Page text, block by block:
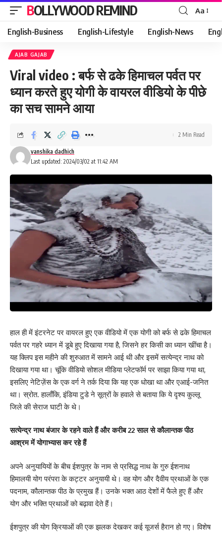
BOLLYWOOD REMIND
Font
Resizer
Aa
English-Business English-Lifestyle English-News
AJAB GAJAB
Viral video : बर्फ से ढके हिमाचल पर्वत पर
ध्यान करते हुए योगी के वायरल वीडियो के पीछे
का सच सामने आया
Last updated: 2024/03/02 at 11:42 AM
vanshika dadhich
2 Min Read
हाल ही में इंटरनेट पर वायरल हुए एक वीडियो में एक योगी को बर्फ से ढके हिमाचल
पर्वत पर गहरे ध्यान में डूबे हुए दिखाया गया है, जिसने हर किसी का ध्यान खींचा है।
यह क्लिप इस महीने की शुरुआत में सामने आई थी और इसमें सत्येन्द्र नाथ को
दिखाया गया था। चूंकि वीडियो सोशल मीडिया प्लेटफॉर्म पर साझा किया गया था,
इसलिए नेटिज़ेंस के एक वर्ग ने तर्क दिया कि यह एक धोखा था और एआई-जनित
था। स्रोत. हालाँकि, इंडिया टुडे ने सूत्रों के हवाले से बताया कि ये दृश्य कुल्लू
जिले की सेराज घाटी के थे।
सत्येन्द्र नाथ बंजार के रहने वाले हैं और करीब 22 साल से कौलान्तक पीठ
आश्रम में योगाभ्यास कर रहे हैं
अपने अनुयायियों के बीच ईशपुत्र के नाम से प्रसिद्ध नाथ के गुरु ईशनाथ
हिमालयी योग परंपरा के कट्टर अनुयायी थे। वह योग और दैवीय प्रथाओं के एक
पदनाम, कौलान्तक पीठ के प्रमुख हैं। उनके भक्त आठ देशों में फैले हुए हैं और
योग और भक्ति प्रथाओं को बढ़ावा देते हैं।
ईशपुत्र की योग क्रियाओं की एक झलक देखकर कई यूजर्स हैरान हो गए। विशेष